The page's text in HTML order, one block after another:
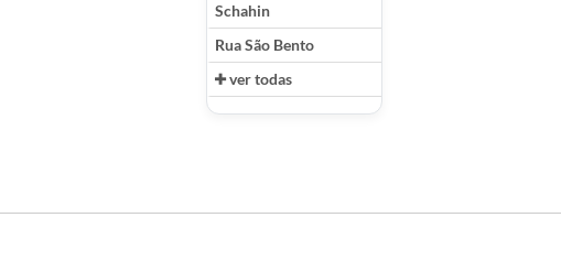
Schahin
Rua São Bento
ver todas